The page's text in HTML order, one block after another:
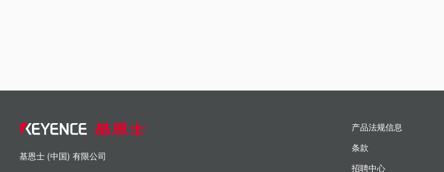
基恩士 (中国) 有限公司
产品法规信息
条款
招聘中心